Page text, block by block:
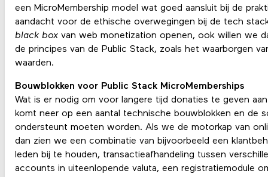
een MicroMembership model wat goed aansluit bij de
aandacht voor de ethische overwegingen bij de tech
black box van web monetization openen, ook willen we
de principes van de Public Stack, zoals het waarborgen
waarden.
Bouwblokken voor Public Stack MicroMemberships
Wat is er nodig om voor langere tijd donaties te geven
komt neer op een aantal technische bouwblokken en de
ondersteunt moeten worden. Als we de motorkap van
dan zien we een combinatie van bijvoorbeeld een
leden bij te houden, transactieafhandeling tussen
accounts in uiteenlopende valuta, een registratiemodule